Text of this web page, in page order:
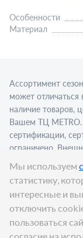
Особенности
Материал
Цена:
Ассортимент
может
наличие товаров,
Вашем ТЦ МЕТRО.
сертификации,
ограничено.
изображения в
алкогольной
требуется
сервировки в
Мы используем
статистику,
интересные и
отключить
пользоваться